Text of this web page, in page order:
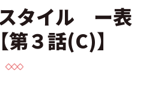
タイル ー表
３話(C)】